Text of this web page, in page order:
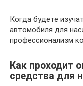
Когда будете
автомобиля для
профессионализм
Как проходит
средства для